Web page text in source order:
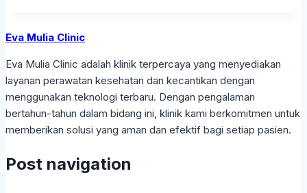
Eva Mulia Clinic
Eva Mulia Clinic adalah klinik terpercaya yang menyediakan
layanan perawatan kesehatan dan kecantikan dengan
menggunakan teknologi terbaru. Dengan pengalaman
bertahun-tahun dalam bidang ini, klinik kami berkomitmen untuk
memberikan solusi yang aman dan efektif bagi setiap pasien.
Post navigation